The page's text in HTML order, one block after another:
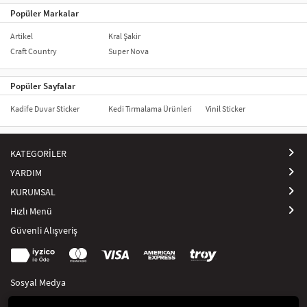
Popüler Markalar
Artikel
Craft Country
Kral Şakir
Super Nova
Popüler Sayfalar
Kadife Duvar Sticker Kedi Tırmalama Ürünleri Vinil Sticker
KATEGORİLER
YARDIM
KURUMSAL
Hızlı Menü
Güvenli Alışveriş
Sosyal Medya